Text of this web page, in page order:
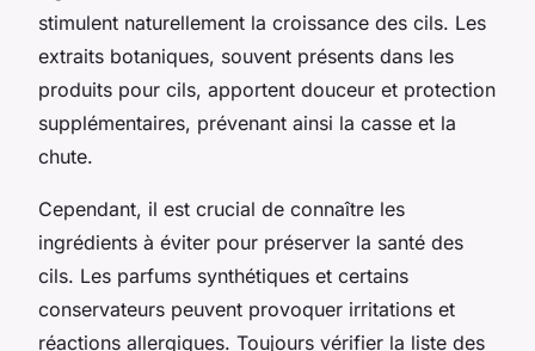
stimulent naturellement la croissance des cils. Les
extraits botaniques, souvent présents dans les
produits pour cils, apportent douceur et protection
supplémentaires, prévenant ainsi la casse et la
chute.
Cependant, il est crucial de connaître les
ingrédients à éviter pour préserver la santé des
cils. Les parfums synthétiques et certains
conservateurs peuvent provoquer irritations et
réactions allergiques. Toujours vérifier la liste des